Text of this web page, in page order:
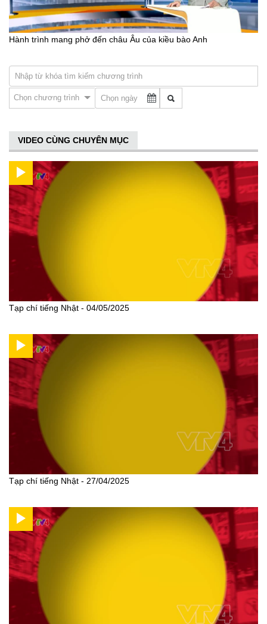
Hành trình mang phở đến châu Âu của kiều bào Anh
Chọn chương trình
VIDEO CÙNG CHUYÊN MỤC
Tạp chí tiếng Nhật - 04/05/2025
Tạp chí tiếng Nhật - 27/04/2025